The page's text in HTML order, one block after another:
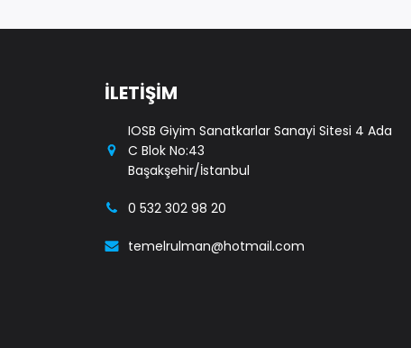
İLETİŞİM
IOSB Giyim Sanatkarlar Sanayi Sitesi 4 Ada
C Blok No:43
Başakşehir/İstanbul
0 532 302 98 20
temelrulman@hotmail.com